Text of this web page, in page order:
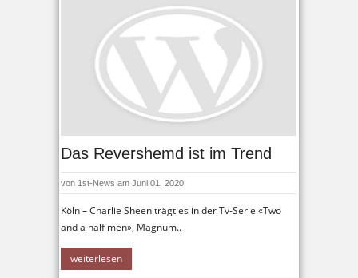
Das Revershemd ist im Trend
von 1st-News am Juni 01, 2020
Köln – Charlie Sheen trägt es in der Tv-Serie «Two
and a half men», Magnum..
weiterlesen